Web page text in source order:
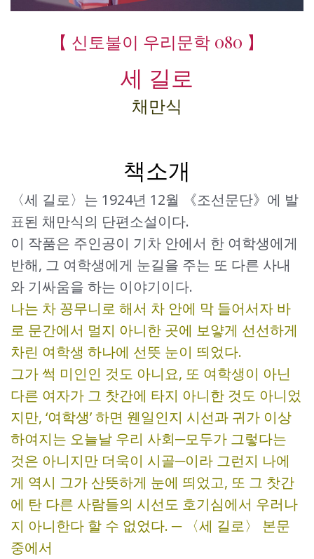
【 신토불이 우리문학 080 】
세 길로
채만식
책소개
〈세 길로〉는 1924년 12월 《조선문단》에 발
표된 채만식의 단편소설이다.
이 작품은 주인공이 기차 안에서 한 여학생에게
반해, 그 여학생에게 눈길을 주는 또 다른 사내
와 기싸움을 하는 이야기이다.
나는 차 꽁무니로 해서 차 안에 막 들어서자 바
로 문간에서 멀지 아니한 곳에 보얗게 선선하게
차린 여학생 하나에 선뜻 눈이 띄었다.
그가 썩 미인인 것도 아니요, 또 여학생이 아닌
다른 여자가 그 찻간에 타지 아니한 것도 아니었
지만, ‘여학생’ 하면 웬일인지 시선과 귀가 이상
하여지는 오늘날 우리 사회─모두가 그렇다는
것은 아니지만 더욱이 시골─이라 그런지 나에
게 역시 그가 산뜻하게 눈에 띄었고, 또 그 찻간
에 탄 다른 사람들의 시선도 호기심에서 우러나
지 아니한다 할 수 없었다. ─ 〈세 길로〉 본문
중에서